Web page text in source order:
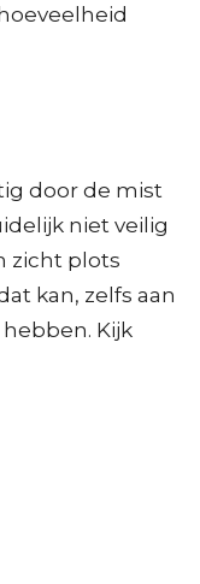
door de mist
niet veilig
zicht plots
kan, zelfs aan
Kijk